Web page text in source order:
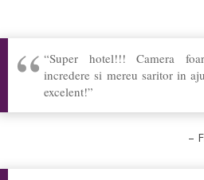
CONTACT
Super hotel!!! Camera
incredere si mereu saritor in
excelent!